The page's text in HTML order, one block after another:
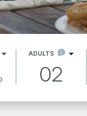
ADULTS
02